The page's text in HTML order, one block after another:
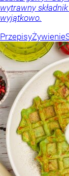
wytrawny
wyjątkowo.
PrzepisyŻywienie